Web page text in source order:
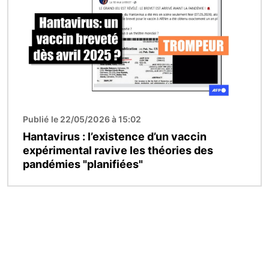
Publié le 22/05/2026 à 15:02
Hantavirus : l’existence d’un vaccin
expérimental ravive les théories des
pandémies "planifiées"